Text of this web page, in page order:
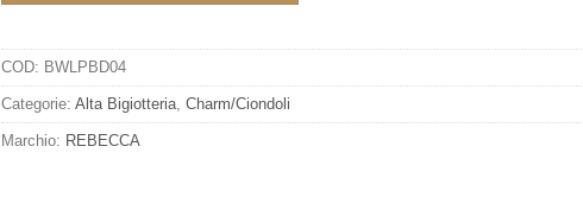
COD: BWLPBD04
Categorie: Alta Bigiotteria, Charm/Ciondoli
Marchio: REBECCA